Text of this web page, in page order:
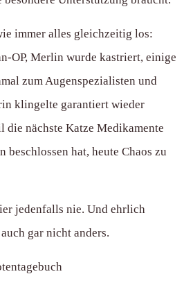
immer alles gleichzeitig los:
OP, Merlin wurde kastriert, einige
zum Augenspezialisten und
klingelte garantiert wieder
die nächste Katze Medikamente
beschlossen hat, heute Chaos zu
jedenfalls nie. Und ehrlich
gar nicht anders.